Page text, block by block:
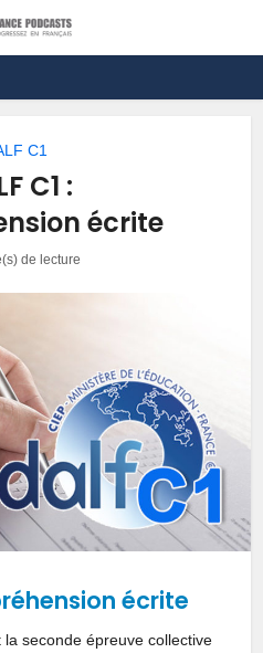
C1
C1 :
écrite
de lecture
écrite
seconde épreuve collective